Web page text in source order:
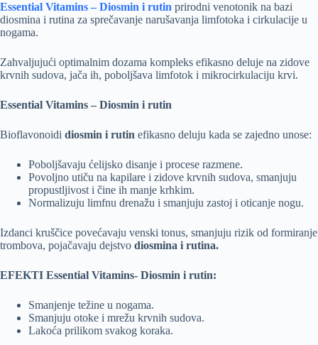
Essential Vitamins – Diosmin i rutin prirodni venotonik na bazi
diosmina i rutina za sprečavanje narušavanja limfotoka i cirkulacije u
nogama.
Zahvaljujući optimalnim dozama kompleks efikasno deluje na zidove
krvnih sudova, jača ih, poboljšava limfotok i mikrocirkulaciju krvi.
Essential Vitamins – Diosmin i rutin
Bioflavonoidi diosmin i rutin efikasno deluju kada se zajedno unose:
Poboljšavaju ćelijsko disanje i procese razmene.
Povoljno utiču na kapilare i zidove krvnih sudova, smanjuju
propustljivost i čine ih manje krhkim.
Normalizuju limfnu drenažu i smanjuju zastoj i oticanje nogu.
Izdanci kruščice povećavaju venski tonus, smanjuju rizik od formiranje
trombova, pojačavaju dejstvo diosmina i rutina.
EFEKTI Essential Vitamins- Diosmin i rutin:
Smanjenje težine u nogama.
Smanjuju otoke i mrežu krvnih sudova.
Lakoća prilikom svakog koraka.